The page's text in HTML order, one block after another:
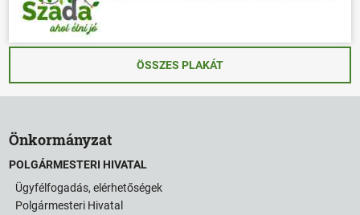
ÖSSZES PLAKÁT
Önkormányzat
POLGÁRMESTERI HIVATAL
Ügyfélfogadás, elérhetőségek
Polgármesteri Hivatal